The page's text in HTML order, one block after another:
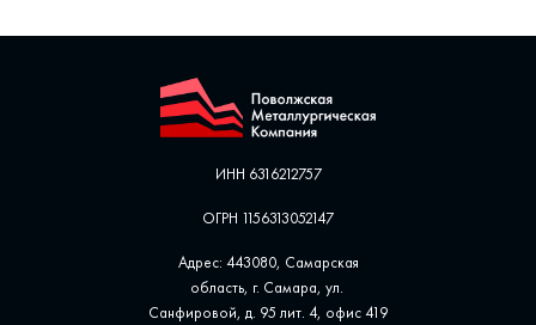
ИНН 6316212757
ОГРН 1156313052147
Адрес: 443080, Самарская
область, г. Самара, ул. ​
Санфировой, д. 95 лит. 4, офис ​419